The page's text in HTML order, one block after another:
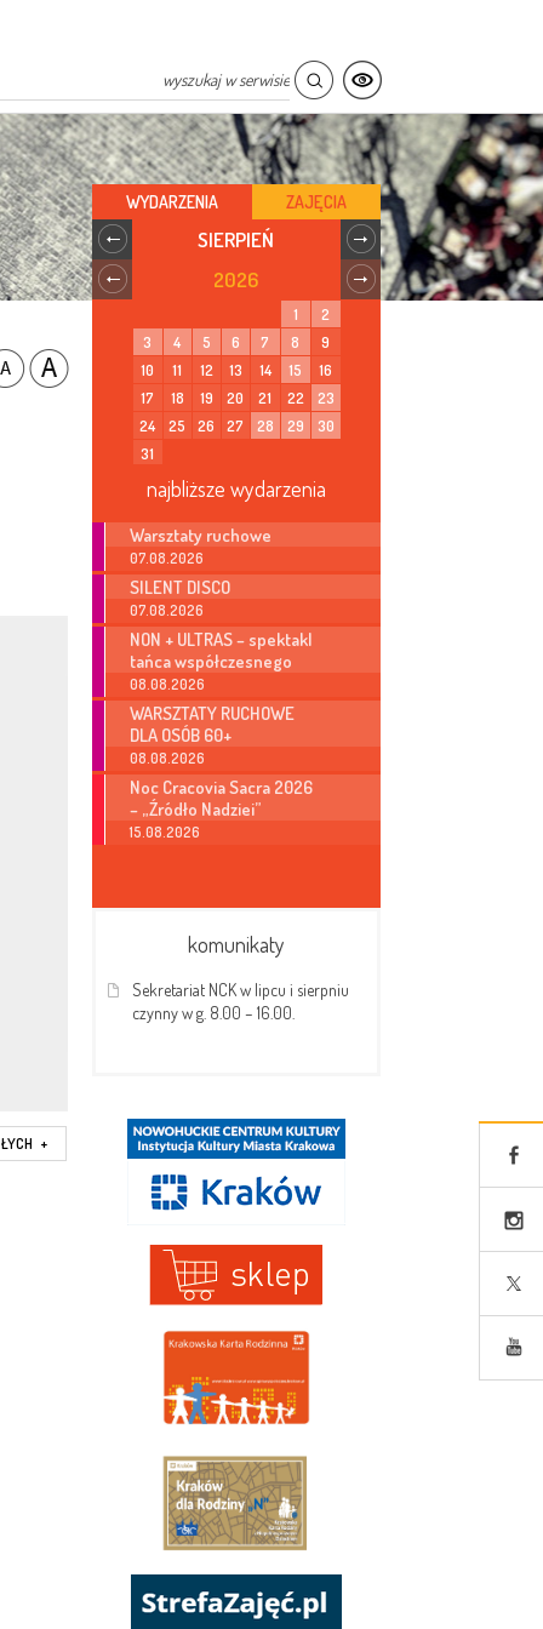
+
WYDARZENIA ZAJĘCIA
SIERPIEŃ
2026
1
2
3
4 5 6 7 8
9
10
11 12 13 14 15
16
17
18 19 20 21 22
23
24
25 26 27 28 29
30
31
najbliższe wydarzenia
Warsztaty ruchowe
07.08.2026
SILENT DISCO
07.08.2026
NON + ULTRAS – spektakl
tańca współczesnego
08.08.2026
WARSZTATY RUCHOWE
DLA OSÓB 60+
08.08.2026
Noc Cracovia Sacra 2026
– „Źródło Nadziei”
15.08.2026
komunikaty
Sekretariat NCK w lipcu i sierpniu
czynny w g. 8.00 – 16.00.